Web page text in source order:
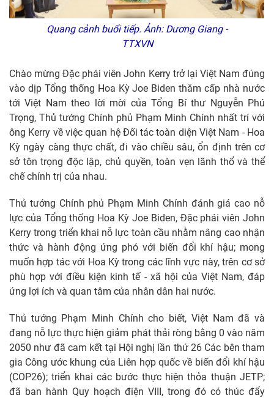
Quang cảnh buổi tiếp. Ảnh: Dương Giang -
TTXVN
Chào mừng Đặc phái viên John Kerry trở lại Việt Nam đúng
vào dịp Tổng thống Hoa Kỳ Joe Biden thăm cấp nhà nước
tới Việt Nam theo lời mời của Tổng Bí thư Nguyễn Phú
Trọng, Thủ tướng Chính phủ Phạm Minh Chính nhất trí với
ông Kerry về việc quan hệ Đối tác toàn diện Việt Nam - Hoa
Kỳ ngày càng thực chất, đi vào chiều sâu, ổn định trên cơ
sở tôn trọng độc lập, chủ quyền, toàn vẹn lãnh thổ và thể
chế chính trị của nhau.
Thủ tướng Chính phủ Phạm Minh Chính đánh giá cao nỗ
lực của Tổng thống Hoa Kỳ Joe Biden, Đặc phái viên John
Kerry trong triển khai nỗ lực toàn cầu nhằm nâng cao nhận
thức và hành động ứng phó với biến đổi khí hậu; mong
muốn hợp tác với Hoa Kỳ trong các lĩnh vực này, trên cơ sở
phù hợp với điều kiện kinh tế - xã hội của Việt Nam, đáp
ứng lợi ích và quan tâm của nhân dân hai nước.
Thủ tướng Phạm Minh Chính cho biết, Việt Nam đã và
đang nỗ lực thực hiện giảm phát thải ròng bằng 0 vào năm
2050 như đã cam kết tại Hội nghị lần thứ 26 Các bên tham
gia Công ước khung của Liên hợp quốc về biến đổi khí hậu
(COP26); triển khai các bước thực hiện thỏa thuận JETP;
đã ban hành Quy hoạch điện VIII, trong đó có thúc đẩy